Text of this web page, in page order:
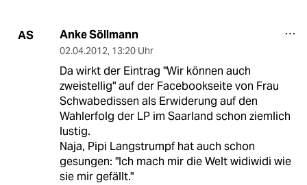
AS Anke Söllmann
02.04.2012, 13:20 Uhr
Da wirkt der Eintrag "Wir können auch
zweistellig" auf der Facebookseite von Frau
Schwabedissen als Erwiderung auf den
Wahlerfolg der LP im Saarland schon ziemlich
lustig.
Naja, Pipi Langstrumpf hat auch schon
gesungen: "Ich mach mir die Welt widiwidi wie
sie mir gefällt."